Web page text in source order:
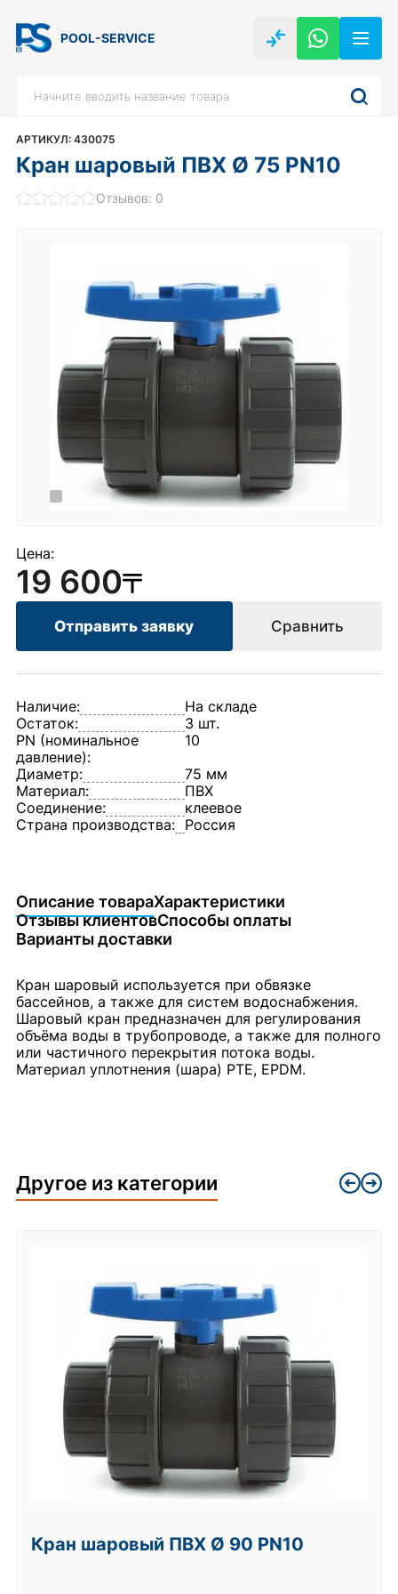
POOL-SERVICE
АРТИКУЛ: 430075
Кран шаровый ПВХ Ø 75 PN10
Отзывов: 0
Цена:
19 600
Отправить заявку Сравнить
Наличие:
На складе
Остаток:
3 шт.
PN (номинальное
давление):
10
Диаметр:
75 мм
Материал:
ПВХ
Соединение:
клеевое
Страна производства: Россия
Описание товараХарактеристики
Отзывы клиентовСпособы оплаты
Варианты доставки
Кран шаровый используется при обвязке
бассейнов, а также для систем водоснабжения.
Шаровый кран предназначен для регулирования
объёма воды в трубопроводе, а также для полного
или частичного перекрытия потока воды.
Материал уплотнения (шара) PTE, EPDM.
Другое из категории
Кран шаровый ПВХ Ø 90 PN10